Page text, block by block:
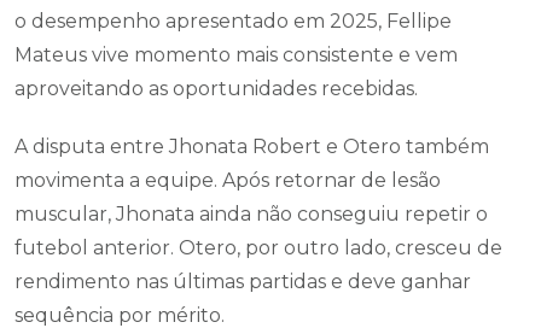
o desempenho apresentado em 2025, Fellipe
Mateus vive momento mais consistente e vem
aproveitando as oportunidades recebidas.
A disputa entre Jhonata Robert e Otero também
movimenta a equipe. Após retornar de lesão
muscular, Jhonata ainda não conseguiu repetir o
futebol anterior. Otero, por outro lado, cresceu de
rendimento nas últimas partidas e deve ganhar
sequência por mérito.